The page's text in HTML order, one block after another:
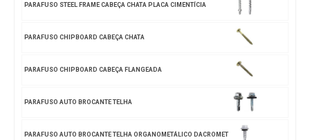
PARAFUSO STEEL FRAME CABEÇA CHATA PLACA CIMENTÍCIA
PARAFUSO CHIPBOARD CABEÇA CHATA
PARAFUSO CHIPBOARD CABEÇA FLANGEADA
PARAFUSO AUTO BROCANTE TELHA
PARAFUSO AUTO BROCANTE TELHA ORGANOMETÁLICO DACROMET